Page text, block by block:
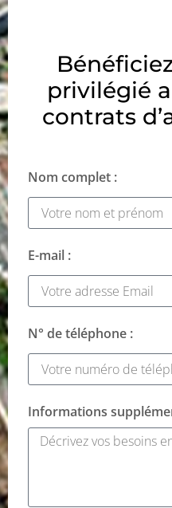
privilégié
contrats
Nom complet :
E-mail :
N° de téléphone :
Informations